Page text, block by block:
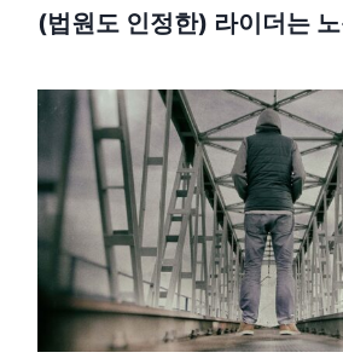
(법원도 인정한) 라이더는